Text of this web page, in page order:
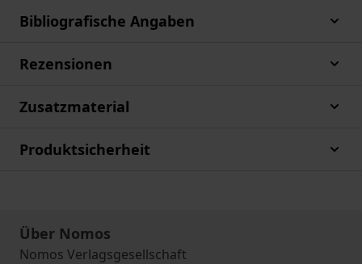
Bibliografische Angaben
Rezensionen
Zusatzmaterial
Produktsicherheit
Über Nomos
Nomos Verlagsgesellschaft